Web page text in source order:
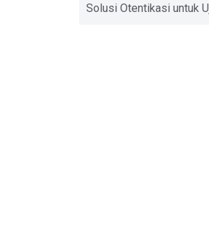
Solusi Otentikasi untuk